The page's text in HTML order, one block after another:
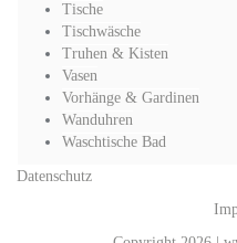
Tische
Tischwäsche
Truhen & Kisten
Vasen
Vorhänge & Gardinen
Wanduhren
Waschtische Bad
Datenschutz